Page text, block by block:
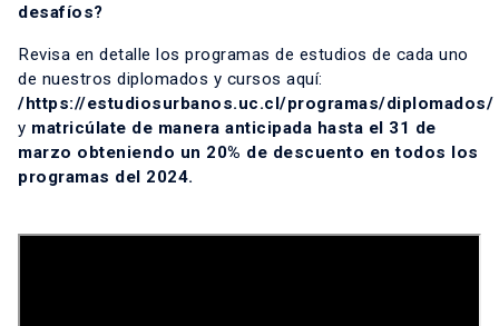
desafíos?
Revisa en detalle los programas de estudios de cada uno
de nuestros diplomados y cursos aquí:
/https://estudiosurbanos.uc.cl/programas/diplomados/
y matricúlate de manera anticipada hasta el 31 de
marzo obteniendo un 20% de descuento en todos los
programas del 2024.